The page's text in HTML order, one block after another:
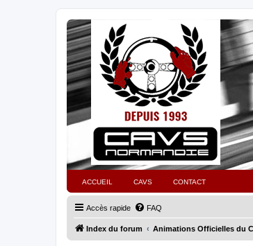
ACCUEIL CAVS CONTACT
Accès rapide FAQ
Index du forum Animations Officielles du